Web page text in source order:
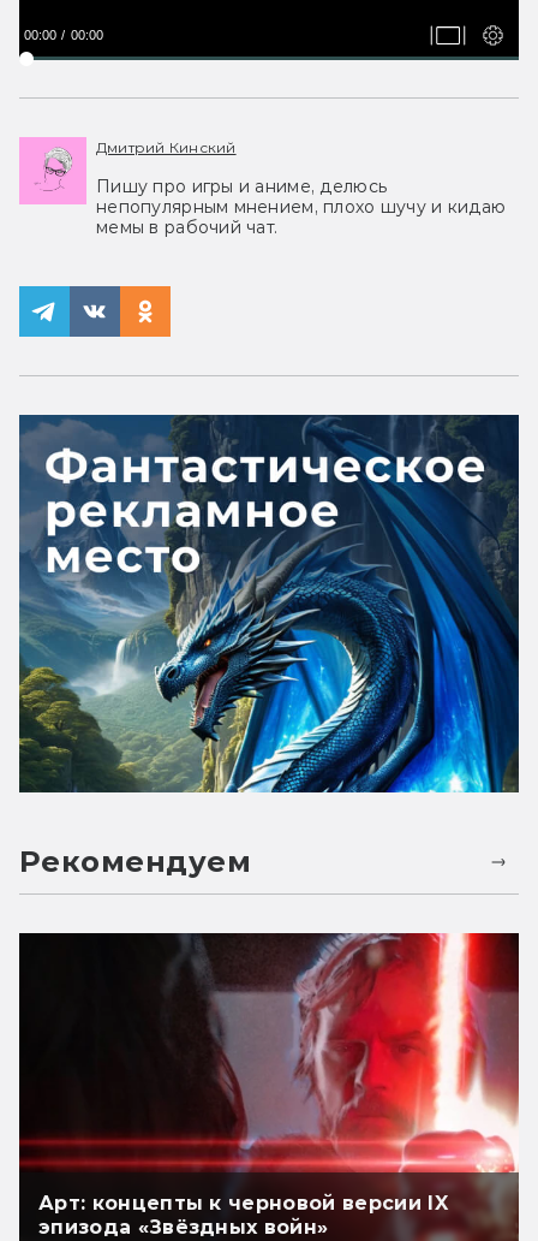
00:00 00:00
Дмитрий Кинский
Пишу про игры и аниме, делюсь
непопулярным мнением, плохо шучу и кидаю
мемы в рабочий чат.
Рекомендуем
Арт: концепты к черновой версии IX
эпизода «Звёздных войн»